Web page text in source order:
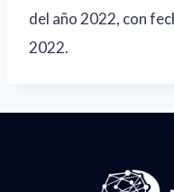
del año 2022, con
2022.